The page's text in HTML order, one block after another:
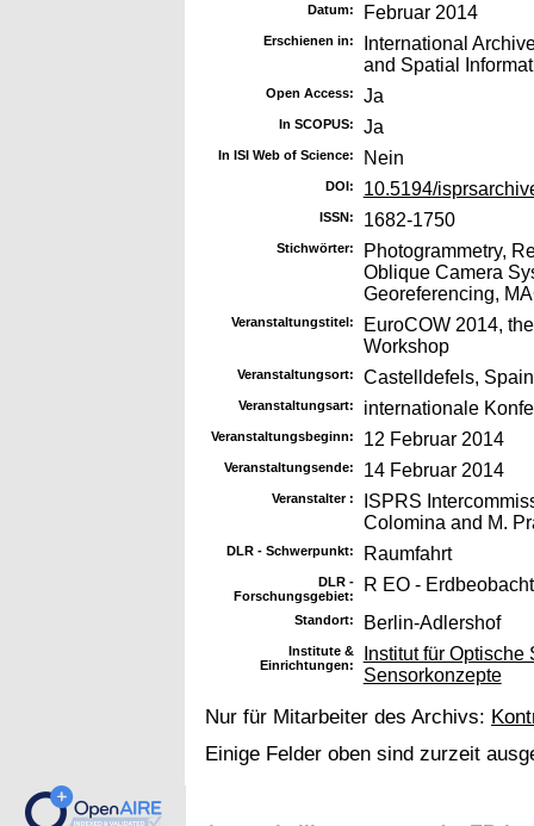
Datum:
Februar 2014
Erschienen in:
International
and Spatial
Open Access: Ja
In SCOPUS: Ja
In ISI Web of Science: Nein
DOI: 10.5194/
ISSN: 1682-1750
Stichwörter:
Photogrammetry,
Oblique Camera
Georeferencing,
Veranstaltungstitel:
EuroCOW 2014,
Workshop
Veranstaltungsort: Castelldefels, Spain
Veranstaltungsart: internationale
Veranstaltungsbeginn: 12 Februar 2014
Veranstaltungsende: 14 Februar 2014
Veranstalter :
ISPRS
Colomina and M.
DLR - Schwerpunkt: Raumfahrt
DLR -
Forschungsgebiet:
R EO -
Standort: Berlin-Adlershof
Institute &
Einrichtungen:
Institut für
Sensorkonzepte
Nur für Mitarbeiter des Archivs:
Einige Felder oben sind zurzeit